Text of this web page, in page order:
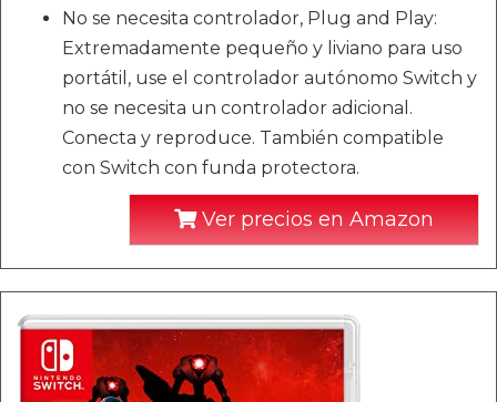
No se necesita controlador, Plug and Play:
Extremadamente pequeño y liviano para uso
portátil, use el controlador autónomo Switch y
no se necesita un controlador adicional.
Conecta y reproduce. También compatible
con Switch con funda protectora.
Ver precios en Amazon